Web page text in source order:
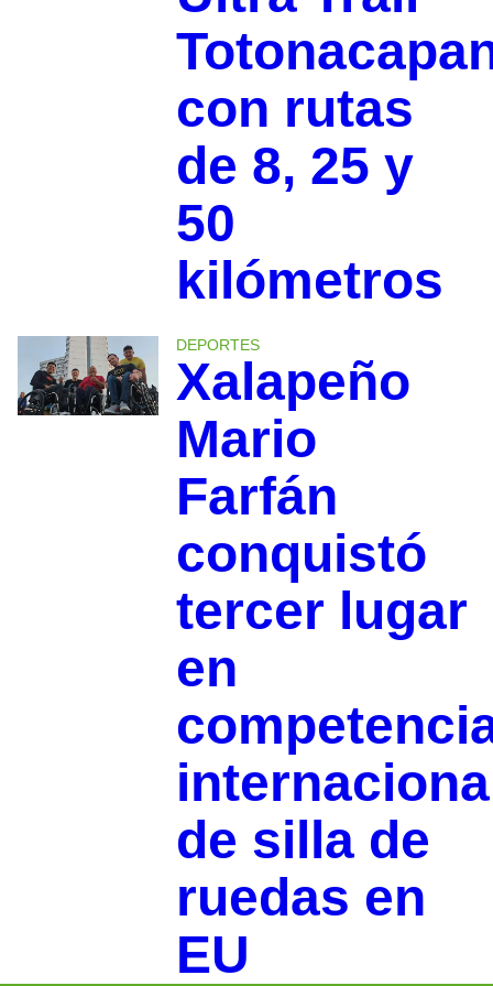
con rutas
de 8, 25 y
50
kilómetros
DEPORTES
Xalapeño
Mario
Farfán
conquistó
tercer lugar
en
de silla de
ruedas en
EU